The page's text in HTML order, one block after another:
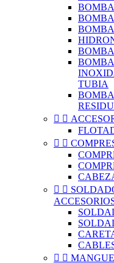
TUBIA
 
 
 
 